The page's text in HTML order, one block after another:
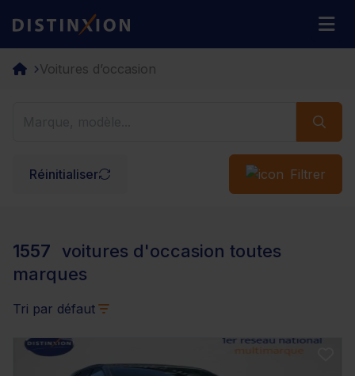
Distinxion
Voitures d’occasion
Réinitialiser Filtrer
1557
voitures d'occasion toutes
marques
Tri par défaut